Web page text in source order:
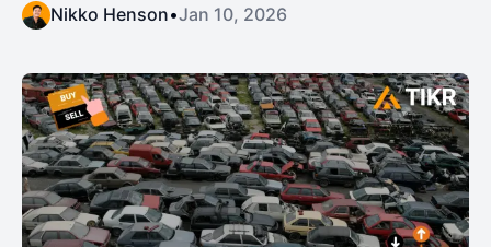
Nikko Henson•Jan 10, 2026